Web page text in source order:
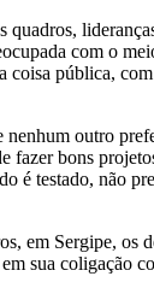
com o
pública,
outro
bons
testado, não
em Sergipe,
sua